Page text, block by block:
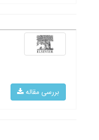
بررسی مقاله